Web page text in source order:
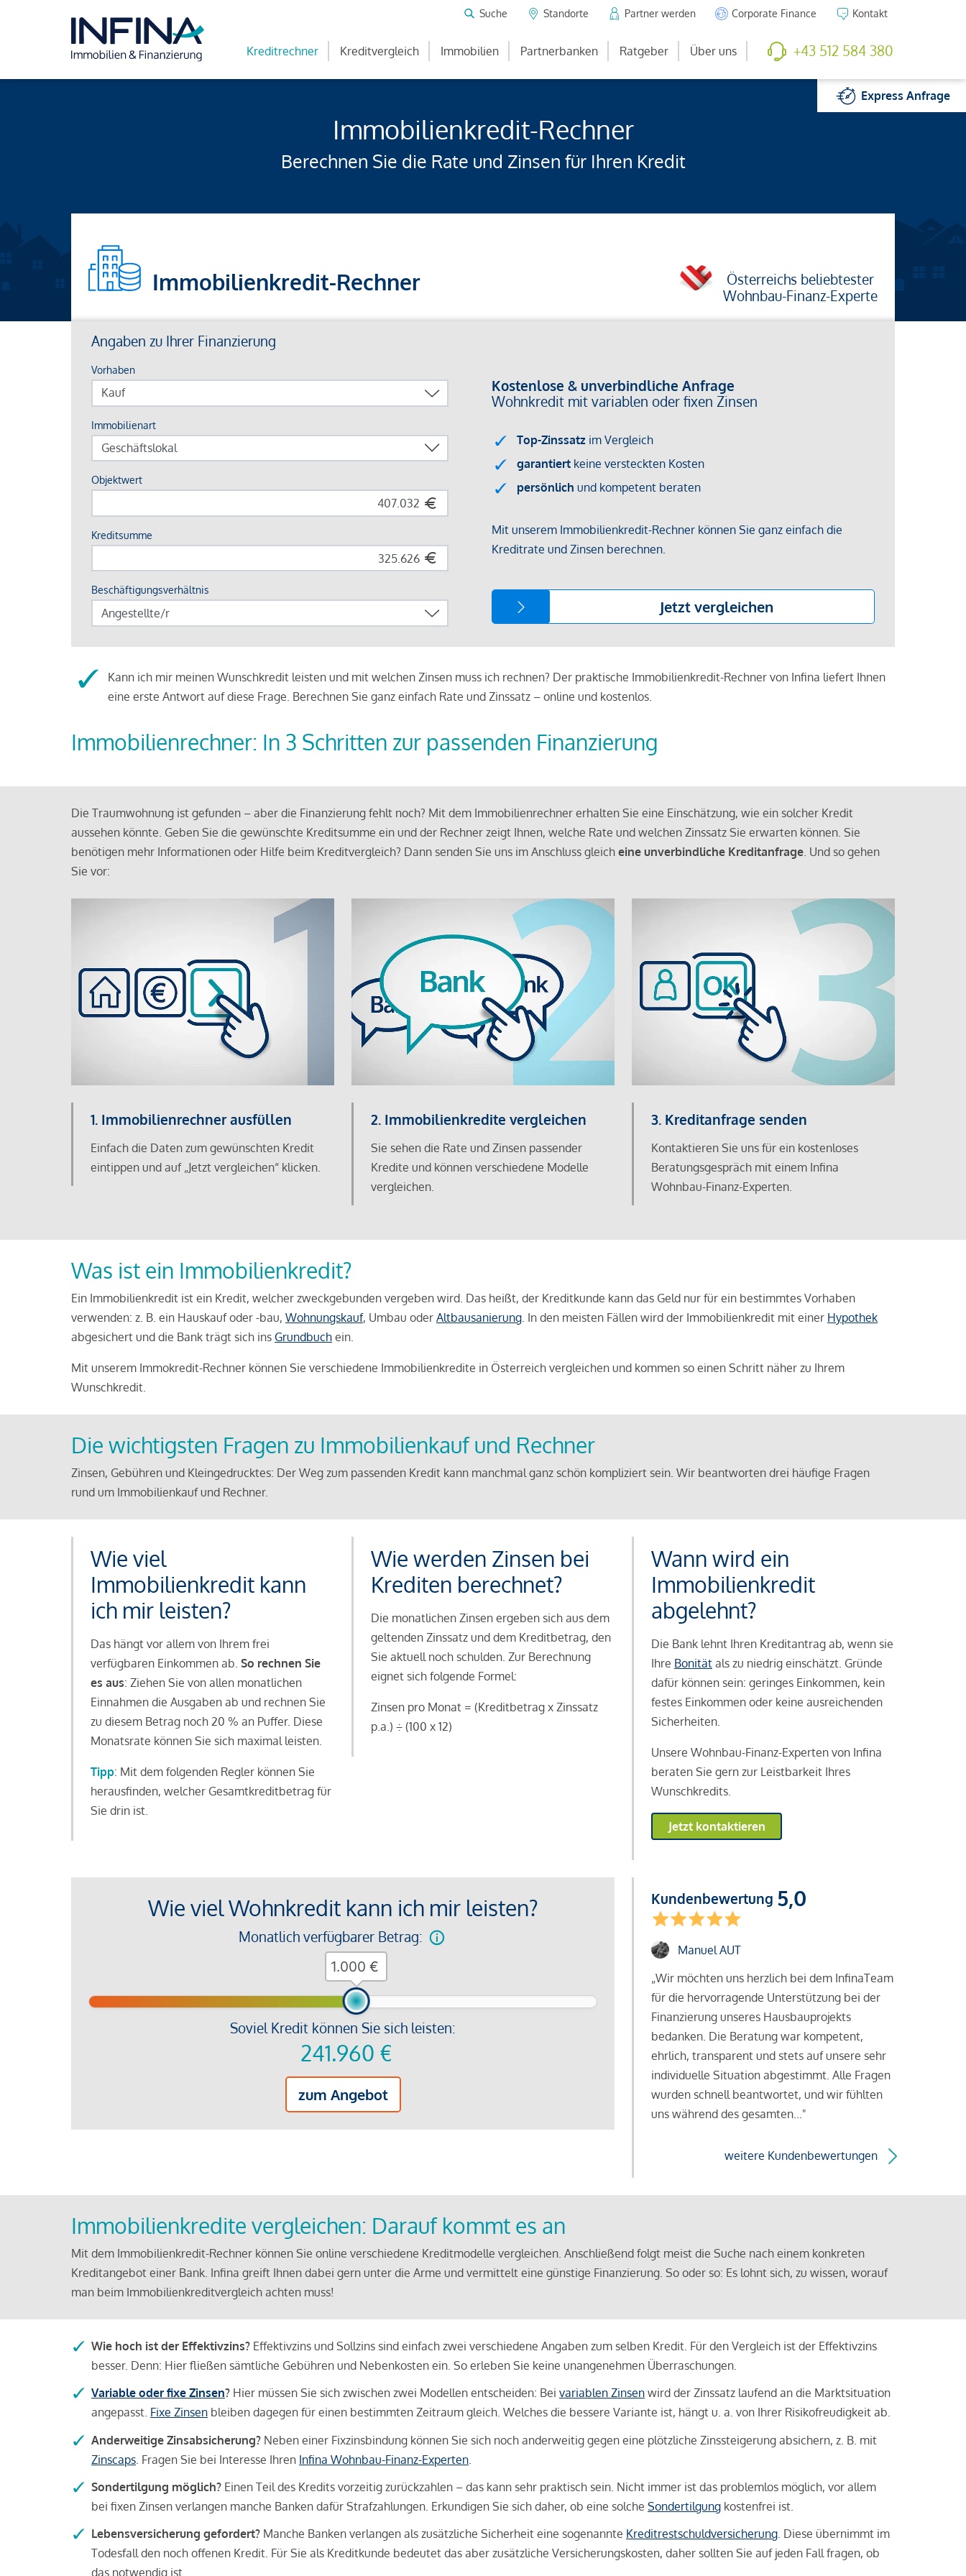
Suche Standorte Partner werden Corporate Finance Kontakt
Kreditrechner Kreditvergleich Immobilien Partnerbanken Ratgeber Über uns +43 512 584 380
ExpressAnfrage
Immobilienkredit-Rechner
Berechnen Sie die Rate und Zinsen für Ihren Kredit
Immobilienkredit-Rechner
Österreichs beliebtester
Wohnbau-Finanz-Experte
Kann ich mir meinen Wunschkredit leisten und mit welchen Zinsen muss ich rechnen? Der praktische Immobilienkredit-Rechner von Infina liefert Ihnen
eine erste Antwort auf diese Frage. Berechnen Sie ganz einfach Rate und Zinssatz – online und kostenlos.
Immobilienrechner: In 3 Schritten zur passenden Finanzierung
Die Traumwohnung ist gefunden – aber die Finanzierung fehlt noch? Mit dem Immobilienrechner erhalten Sie eine Einschätzung, wie ein solcher Kredit
aussehen könnte. Geben Sie die gewünschte Kreditsumme ein und der Rechner zeigt Ihnen, welche Rate und welchen Zinssatz Sie erwarten können. Sie
benötigen mehr Informationen oder Hilfe beim Kreditvergleich? Dann senden Sie uns im Anschluss gleich eine unverbindliche Kreditanfrage. Und so gehen
Sie vor:
1. Immobilienrechner ausfüllen
Einfach die Daten zum gewünschten Kredit
eintippen und auf „Jetzt vergleichen“ klicken.
2. Immobilienkredite vergleichen
Sie sehen die Rate und Zinsen passender
Kredite und können verschiedene Modelle
vergleichen.
3. Kreditanfrage senden
Kontaktieren Sie uns für ein kostenloses
Beratungsgespräch mit einem Infina
Wohnbau-Finanz-Experten.
Was ist ein Immobilienkredit?
Ein Immobilienkredit ist ein Kredit, welcher zweckgebunden vergeben wird. Das heißt, der Kreditkunde kann das Geld nur für ein bestimmtes Vorhaben
verwenden: z. B. ein Hauskauf oder -bau, Wohnungskauf, Umbau oder Altbausanierung. In den meisten Fällen wird der Immobilienkredit mit einer Hypothek
abgesichert und die Bank trägt sich ins Grundbuch ein.
Mit unserem Immokredit-Rechner können Sie verschiedene Immobilienkredite in Österreich vergleichen und kommen so einen Schritt näher zu Ihrem
Wunschkredit.
Die wichtigsten Fragen zu Immobilienkauf und Rechner
Zinsen, Gebühren und Kleingedrucktes: Der Weg zum passenden Kredit kann manchmal ganz schön kompliziert sein. Wir beantworten drei häufige Fragen
rund um Immobilienkauf und Rechner.
Wie viel
Immobilienkredit kann
ich mir leisten?
Das hängt vor allem von Ihrem frei
verfügbaren Einkommen ab. So rechnen Sie
es aus: Ziehen Sie von allen monatlichen
Einnahmen die Ausgaben ab und rechnen Sie
zu diesem Betrag noch 20 % an Puffer. Diese
Monatsrate können Sie sich maximal leisten.
Tipp: Mit dem folgenden Regler können Sie
herausfinden, welcher Gesamtkreditbetrag für
Sie drin ist.
Wie werden Zinsen bei
Krediten berechnet?
Die monatlichen Zinsen ergeben sich aus dem
geltenden Zinssatz und dem Kreditbetrag, den
Sie aktuell noch schulden. Zur Berechnung
eignet sich folgende Formel:
Zinsen pro Monat = (Kreditbetrag x Zinssatz
p.a.) ÷ (100 x 12)
Wann wird ein
Immobilienkredit
abgelehnt?
Die Bank lehnt Ihren Kreditantrag ab, wenn sie
Ihre Bonitätals zu niedrig einschätzt. Gründe
dafür können sein: geringes Einkommen, kein
festes Einkommen oder keine ausreichenden
Sicherheiten.
Unsere Wohnbau-Finanz-Experten von Infina
beraten Sie gern zur Leistbarkeit Ihres
Wunschkredits.
Jetzt kontaktieren
Wie viel Wohnkredit kann ich mir leisten?
Monatlich verfügbarer Betrag:
Soviel Kredit können Sie sich leisten:
241.960 €
zum Angebot
€
Kundenbewertung 5,0
Manuel AUT
„Wir möchten uns herzlich bei dem InfinaTeam
für die hervorragende Unterstützung bei der
Finanzierung unseres Hausbauprojekts
bedanken. Die Beratung war kompetent,
ehrlich, transparent und stets auf unsere sehr
individuelle Situation abgestimmt. Alle Fragen
wurden schnell beantwortet, und wir fühlten
uns während des gesamten..."
weitere Kundenbewertungen
Immobilienkredite vergleichen: Darauf kommt es an
Mit dem Immobilienkredit-Rechner können Sie online verschiedene Kreditmodelle vergleichen. Anschließend folgt meist die Suche nach einem konkreten
Kreditangebot einer Bank. Infina greift Ihnen dabei gern unter die Arme und vermittelt eine günstige Finanzierung. So oder so: Es lohnt sich, zu wissen, worauf
man beim Immobilienkreditvergleich achten muss!
Wie hoch ist der Effektivzins? Effektivzins und Sollzins sind einfach zwei verschiedene Angaben zum selben Kredit. Für den Vergleich ist der Effektivzins
besser. Denn: Hier fließen sämtliche Gebühren und Nebenkosten ein. So erleben Sie keine unangenehmen Überraschungen.
Variable oder fixe Zinsen? Hier müssen Sie sich zwischen zwei Modellen entscheiden: Bei variablen Zinsen wird der Zinssatz laufend an die Marktsituation
angepasst. Fixe Zinsen bleiben dagegen für einen bestimmten Zeitraum gleich. Welches die bessere Variante ist, hängt u. a. von Ihrer Risikofreudigkeit ab.
Anderweitige Zinsabsicherung? Neben einer Fixzinsbindung können Sie sich noch anderweitig gegen eine plötzliche Zinssteigerung absichern, z. B. mit
Zinscaps . Fragen Sie bei Interesse Ihren Infina Wohnbau-Finanz-Experten
Sondertilgung möglich? Einen Teil des Kredits vorzeitig zurückzahlen – das kann sehr praktisch sein. Nicht immer ist das problemlos möglich, vor allem
bei fixen Zinsen verlangen manche Banken dafür Strafzahlungen. Erkundigen Sie sich daher, ob eine solche Sondertilgung kostenfrei ist.
Lebensversicherung gefordert? Manche Banken verlangen als zusätzliche Sicherheit eine sogenannte Kreditrestschuldversicherung . Diese übernimmt im
Todesfall den noch offenen Kredit. Für Sie als Kreditkunde bedeutet das aber zusätzliche Versicherungskosten, daher sollten Sie auf jeden Fall fragen, ob
das notwendig ist.